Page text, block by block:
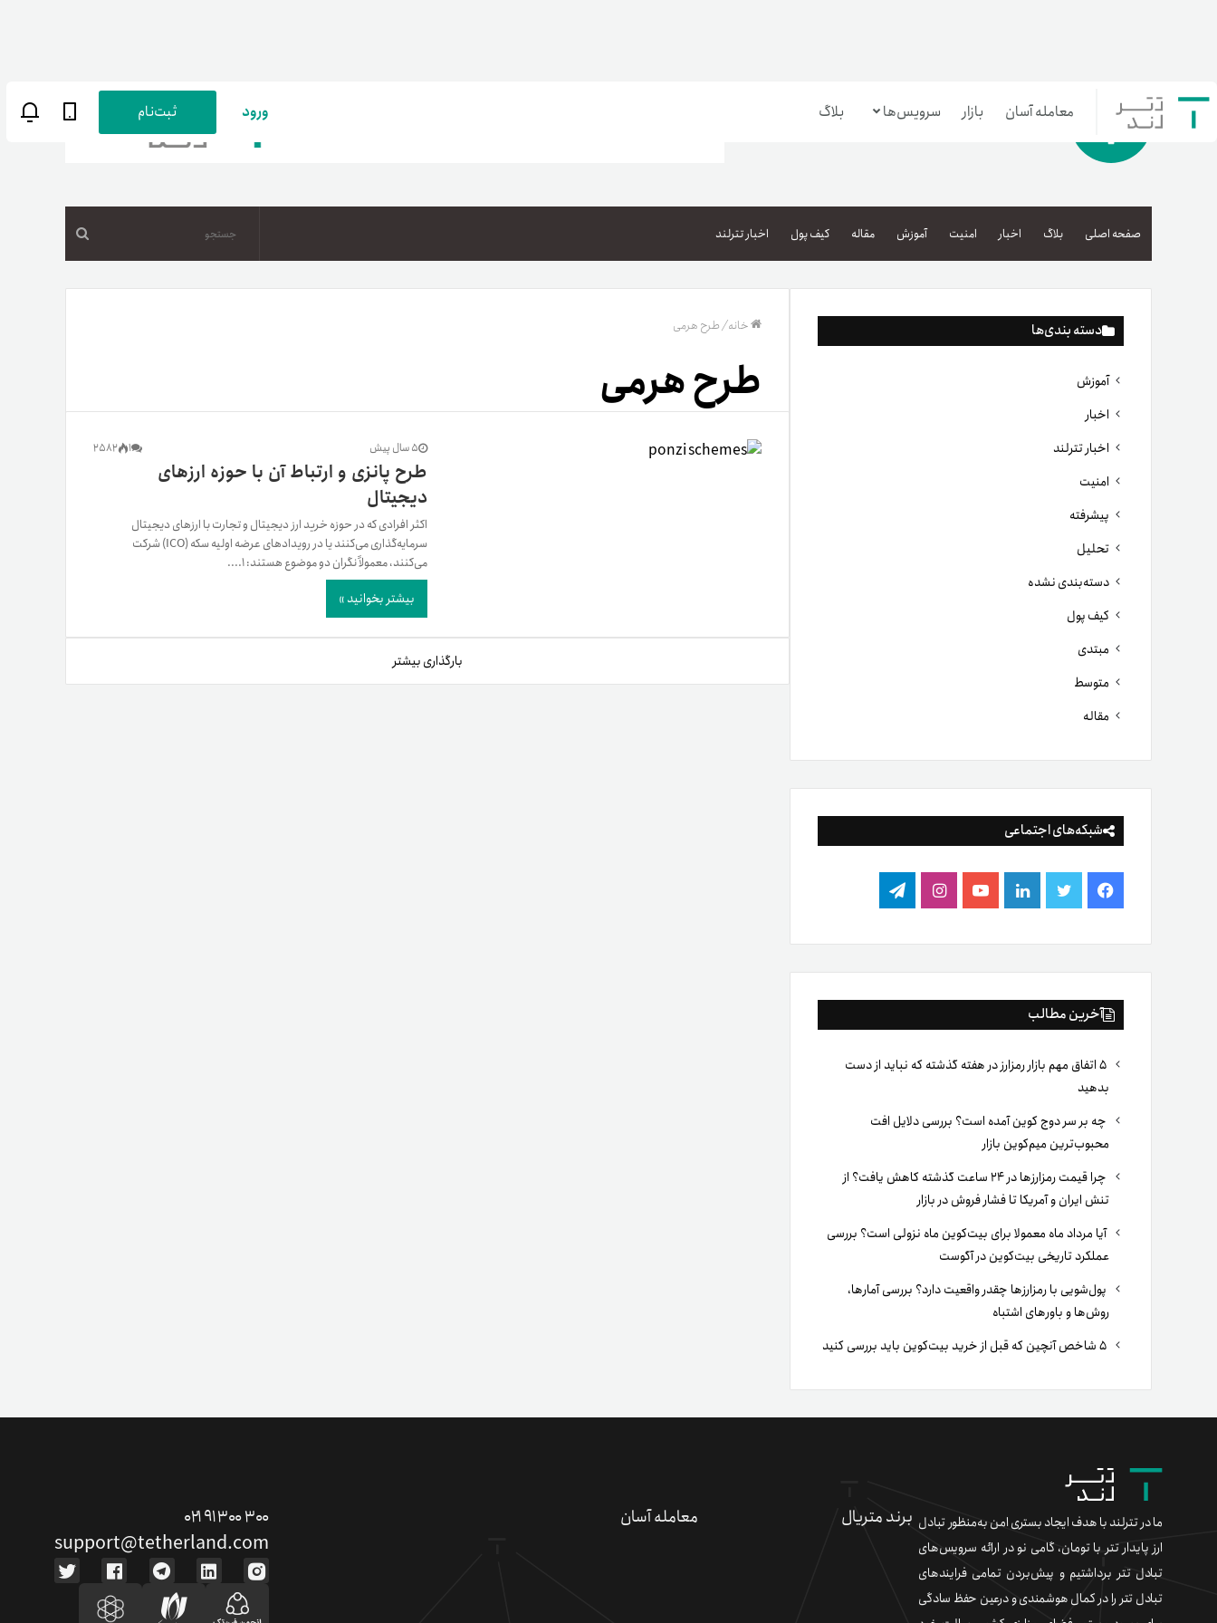
معامله آسان بازار سرویس‌ها
بازار تترلند
سرمایه‌گذاری آسان
پاداش کیف‌پول تومانی
مهر تترلند
بلاگ
زبان پارسی
تنظیمات
خروج
ورود ثبت‌نام
صفحه اصلی بلاگ اخبار امنیت آموزش مقاله کیف پول اخبار تترلند
دسته بندی‌ها
آموزش
اخبار
اخبار تترلند
امنیت
پیشرفته
تحلیل
دسته‌بندی نشده
کیف پول
مبتدی
متوسط
مقاله
شبکه‌های اجتماعی
فیس
بوک
توییتر لینکدینیوتیوباینستاگرام
تلگرام
آخرین مطالب
۵ اتفاق مهم بازار رمزارز در هفته گذشته که نباید از دست
بدهید
چه بر سر دوج کوین آمده است؟ بررسی دلایل افت
محبوب‌ترین میم‌کوین بازار
چرا قیمت رمزارزها در ۲۴ ساعت گذشته کاهش یافت؟ از
تنش ایران و آمریکا تا فشار فروش در بازار
آیا مرداد ماه معمولا برای بیت‌کوین ماه نزولی است؟ بررسی
عملکرد تاریخی بیت‌کوین در آگوست
پول‌شویی با رمزارزها چقدر واقعیت دارد؟ بررسی آمارها،
روش‌ها و باورهای اشتباه
خانه/طرح هرمی
طرح هرمی
5 سال پیش 1
2582
طرح‌ پانزی و ارتباط آن با حوزه ارزهای
دیجیتال
اکثر افرادی که در حوزه خرید ارز دیجیتال و تجارت با ارزهای دیجیتال
سرمایه‌گذاری می‌کنند یا در رویدادهای عرضه اولیه سکه (ICO) شرکت
می‌کنند، معمولاً نگران دو موضوع هستند: ۱....
بیشتر بخوانید »
بارگذاری بیشتر
ما در تترلند با هدف ایجاد بستری امن به‌منظور تبادل
ارز پایدار تتر با تومان، گامی نو در ارائه سرویس‌های
تبادل تتر برداشتیم و پیش‌بردن تمامی فرایندهای
تبادل تتر را در کمال هوشمندی و درعین حفظ سادگی
برند متریال معامله آسان ۰۲۱ ۹۱ ۳۰۰ ۳۰۰
support@tetherland.com